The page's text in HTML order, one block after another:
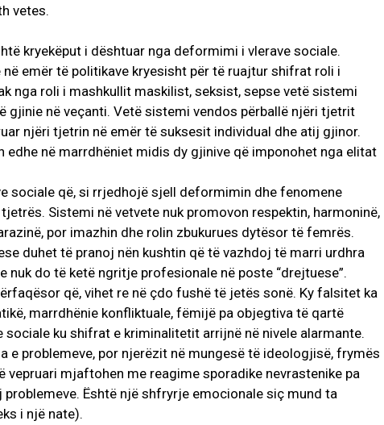
vetes.
kryekëput i dështuar nga deformimi i vlerave sociale.
emër të politikave kryesisht për të ruajtur shifrat roli i
nga roli i mashkullit maskilist, seksist, sepse vetë sistemi
gjinie në veçanti. Vetë sistemi vendos përballë njëri tjetrit
njëri tjetrin në emër të suksesit individual dhe atij gjinor.
edhe në marrdhëniet midis dy gjinive që imponohet nga elitat
sociale që, si rrjedhojë sjell deformimin dhe fenomene
Sistemi në vetvete nuk promovon respektin, harmoninë,
por imazhin dhe rolin zbukurues dytësor të femrës.
duhet të pranoj nën kushtin që të vazhdoj të marri urdhra
nuk do të ketë ngritje profesionale në poste “drejtuese”.
që, vihet re në çdo fushë të jetës sonë. Ky falsitet ka
marrdhënie konfliktuale, fëmijë pa objegtiva të qartë
ku shifrat e kriminalitetit arrijnë në nivele alarmante.
e problemeve, por njerëzit në mungesë të ideologjisë, frymës
vepruari mjaftohen me reagime sporadike nevrastenike pa
Është një shfryrje emocionale siç mund ta
i një nate).